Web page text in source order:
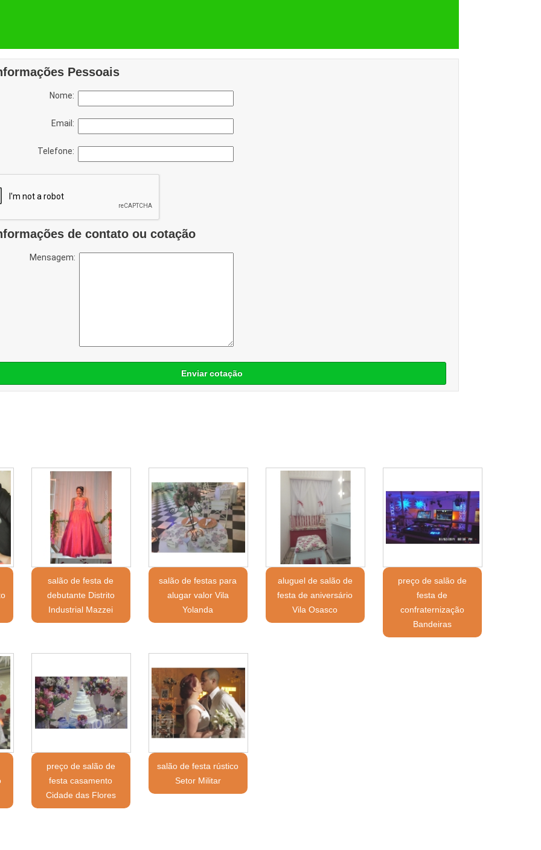
Pessoais
Nome:
Email:
Telefone:
de contato ou cotação
Mensagem:
Enviar cotação
salão de festa de
debutante Distrito
Industrial Mazzei
salão de festas para
alugar valor Vila
Yolanda
aluguel de salão de
festa de aniversário
Vila Osasco
preço de salão de
festa de
confraternização
Bandeiras
preço de salão de
festa casamento
Cidade das Flores
salão de festa rústico
Setor Militar